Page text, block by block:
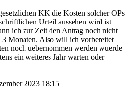
KK die Kosten solcher OPs
Urteil aussehen wird ist
ich zur Zeit den Antrag noch nicht
3 Monaten. Also will ich vorbereitet
noch uebernommen werden wuerde
ein weiteres Jahr warten oder
2023 18:15